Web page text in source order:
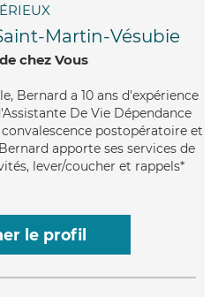
Martin-Vésubie
chez Vous
Bernard a 10 ans d'expérience
De Vie Dépendance
postopératoire et
apporte ses services de
lever/coucher et rappels*
le profil